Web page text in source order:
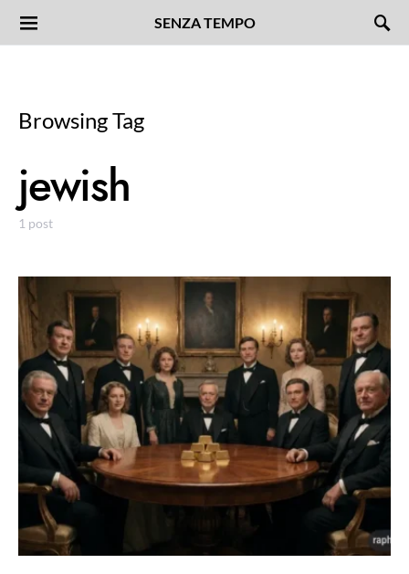
SENZA TEMPO
Browsing Tag
jewish
1 post